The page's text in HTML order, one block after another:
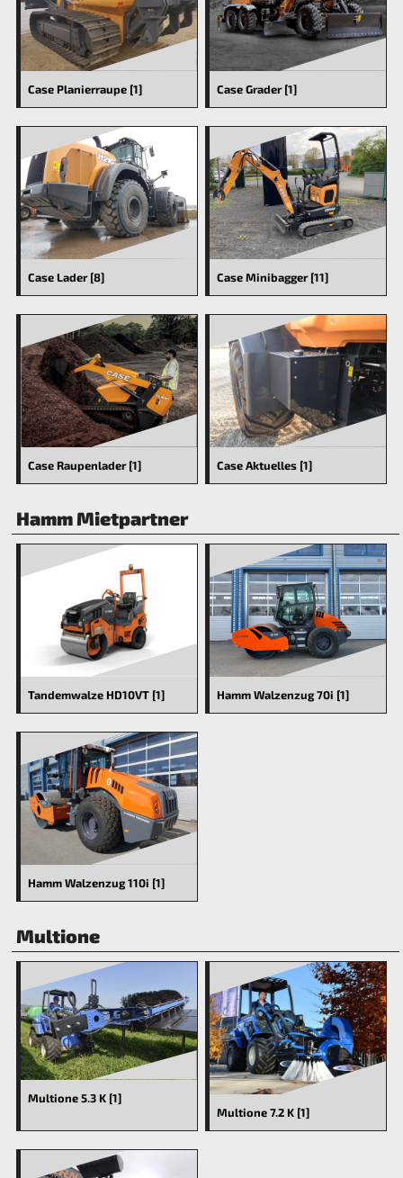
Case Planierraupe [1] Case Grader [1]
Case Lader [8] Case Minibagger [11]
Case Raupenlader [1] Case Aktuelles [1]
Hamm Mietpartner
Tandemwalze HD10VT [1] Hamm Walzenzug 70i [1]
Hamm Walzenzug 110i [1]
Multione
Multione 5.3 K [1]
Multione 7.2 K [1]